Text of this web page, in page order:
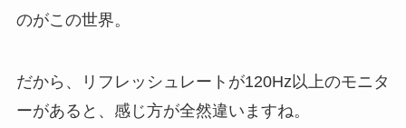
のがこの世界。
だから、リフレッシュレートが120Hz以上のモニタ
ーがあると、感じ方が全然違いますね。